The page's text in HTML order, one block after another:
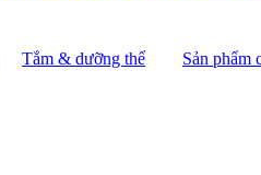
Tắm & dưỡng thể
Sản phẩm